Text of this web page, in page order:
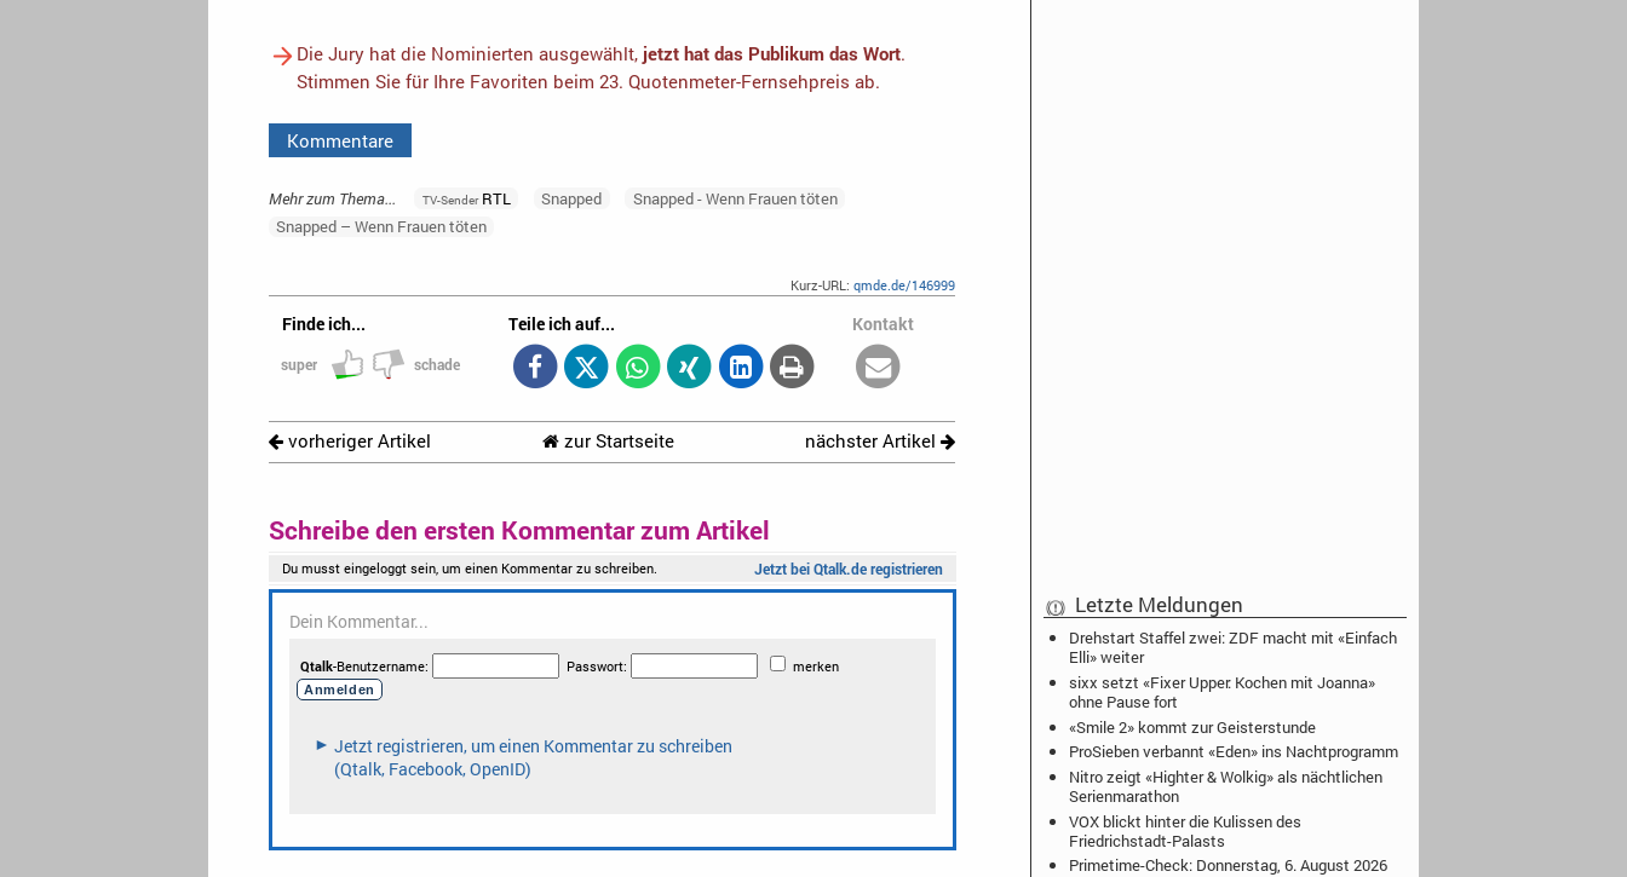
Die Jury hat die Nominierten ausgewählt, jetzt hat das Publikum das Wort.
Stimmen Sie für Ihre Favoriten beim 23. Quotenmeter-Fernsehpreis ab.
Kommentare
Mehr zum Thema... TV-SenderRTL Snapped
Snapped - Wenn Frauen töten
Snapped – Wenn Frauen töten
Kurz-URL:qmde.de/146999
Finde ich...
super schade
Teile ich auf... Kontakt
vorheriger Artikel zur Startseite nächster Artikel
Schreibe den ersten Kommentar zum Artikel
Letzte Meldungen
Drehstart Staffel zwei: ZDF macht mit «Einfach
Elli» weiter
sixx setzt «Fixer Upper: Kochen mit Joanna»
ohne Pause fort
«Smile 2» kommt zur Geisterstunde
ProSieben verbannt «Eden» ins Nachtprogramm
Nitro zeigt «Highter & Wolkig» als nächtlichen
Serienmarathon
VOX blickt hinter die Kulissen des
Friedrichstadt-Palasts
Primetime-Check: Donnerstag, 6. August 2026